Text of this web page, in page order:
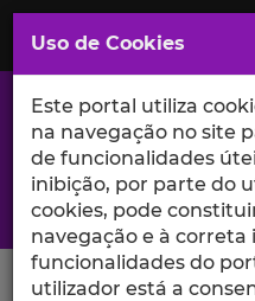
Saltar
para
Conteúdo
Principal
A excelência da
Search Button
Uso de Cookies
Este portal utiliza
na navegação no site
de funcionalidades
inibição, por parte do
cookies, pode
navegação e à correta
funcionalidades do
utilizador está a